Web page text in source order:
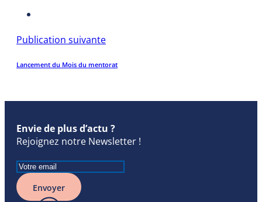
Publication suivante
Lancement du Mois du mentorat
Envie de plus d’actu ?
Rejoignez notre Newsletter !
Envoyer